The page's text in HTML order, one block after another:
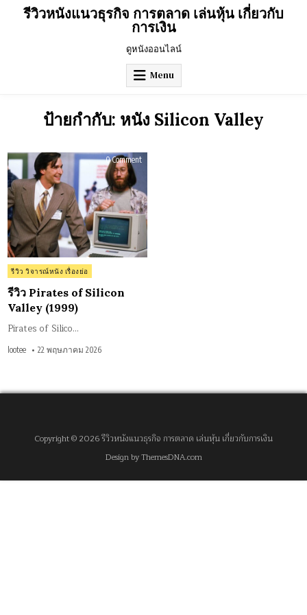
รีวิวหนังแนวธุรกิจ การตลาด เล่นหุ้น เกี่ยวกับ
การเงิน
ดูหนังออนไลน์
Menu
ป้ายกำกับ: หนัง Silicon Valley
0 Commenton
Silicon
Valley
(1999)
Posted
in
รีวิว วิจารณ์หนัง เรื่องย่อ
รีวิว Pirates of Silicon
Valley (1999)
Pirates of Silico…
lootee 22 พฤษภาคม 2026
Copyright © 2026 รีวิวหนังแนวธุรกิจ การตลาด เล่นหุ้น เกี่ยวกับการเงิน
Design by ThemesDNA.com